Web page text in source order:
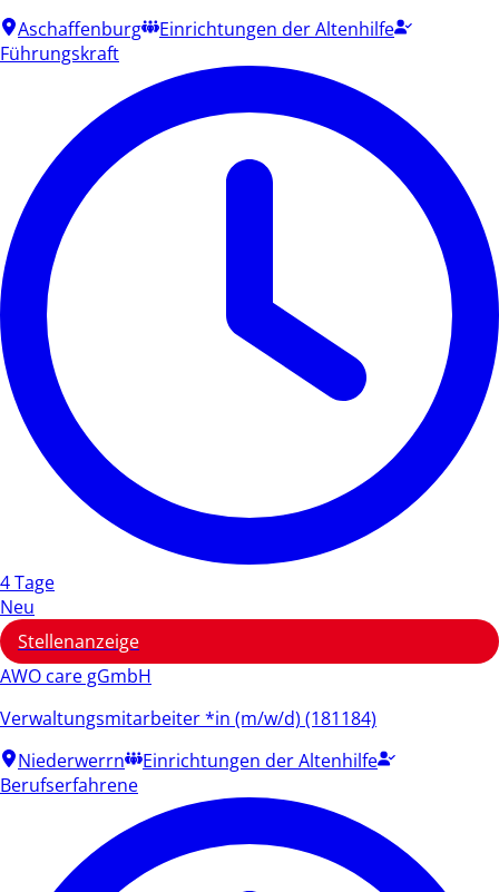
Aschaffenburg
Einrichtungen der Altenhilfe
Führungskraft
4 Tage
Neu
Stellenanzeige
AWO care gGmbH
Verwaltungsmitarbeiter *in (m/w/d) (181184)
Niederwerrn
Einrichtungen der Altenhilfe
Berufserfahrene